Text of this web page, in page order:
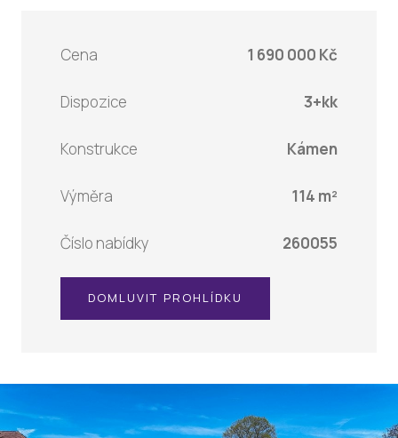
Cena 1 690 000 Kč
Dispozice 3+kk
Konstrukce Kámen
Výměra 114 m²
Číslo nabídky 260055
DOMLUVIT PROHLÍDKU